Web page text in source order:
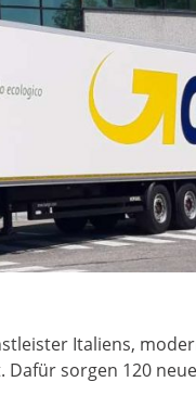
Italiens,
sorgen 120